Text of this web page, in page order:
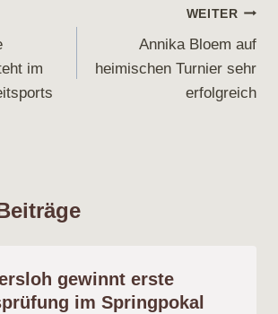
im
WEITER
Annika Bloem auf
heimischen Turnier sehr
erfolgreich
gewinnt erste
im Springpokal